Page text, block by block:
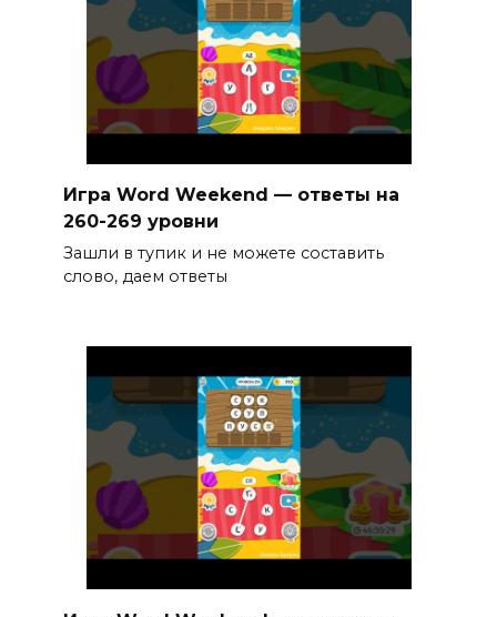
Игра Word Weekend — ответы на
260-269 уровни
Зашли в тупик и не можете составить
слово, даем ответы